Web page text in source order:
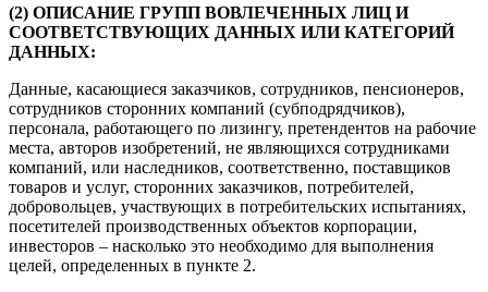
(2) ОПИСАНИЕ ГРУПП ВОВЛЕЧЕННЫХ ЛИЦ И
СООТВЕТСТВУЮЩИХ ДАННЫХ ИЛИ КАТЕГОРИЙ
ДАННЫХ:
Данные, касающиеся заказчиков, сотрудников, пенсионеров,
сотрудников сторонних компаний (субподрядчиков),
персонала, работающего по лизингу, претендентов на рабочие
места, авторов изобретений, не являющихся сотрудниками
компаний, или наследников, соответственно, поставщиков
товаров и услуг, сторонних заказчиков, потребителей,
добровольцев, участвующих в потребительских испытаниях,
посетителей производственных объектов корпорации,
инвесторов – насколько это необходимо для выполнения
целей, определенных в пункте 2.